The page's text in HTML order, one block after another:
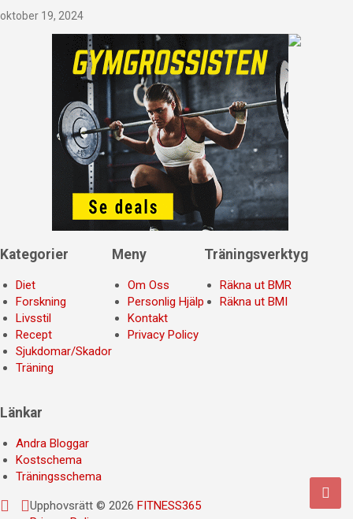
oktober 19, 2024
Kategorier
Diet
Forskning
Livsstil
Recept
Sjukdomar/Skador
Träning
Meny
Om Oss
Personlig Hjälp
Kontakt
Privacy Policy
Träningsverktyg
Räkna ut BMR
Räkna ut BMI
Länkar
Andra Bloggar
Kostschema
Träningsschema
Upphovsrätt © 2026 FITNESS365